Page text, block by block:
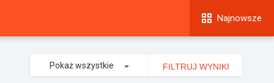
Najnowsze
Pokaż wszystkie FILTRUJ WYNIKI